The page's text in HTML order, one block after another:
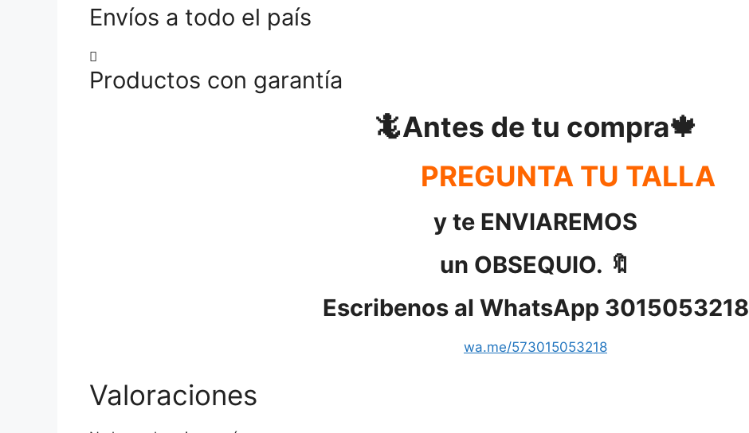
Envíos a todo el país
Productos con garantía
🦎Antes de tu compra🍁
PREGUNTA TU TALLA
y te ENVIAREMOS
un OBSEQUIO. 🔖
Escribenos al WhatsApp 3015053218
wa.me/573015053218
Valoraciones